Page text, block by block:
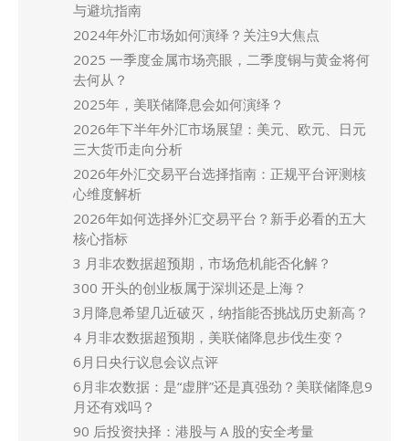
与避坑指南
2024年外汇市场如何演绎？关注9大焦点
2025 一季度金属市场亮眼，二季度铜与黄金将何
去何从？
2025年，美联储降息会如何演绎？
2026年下半年外汇市场展望：美元、欧元、日元
三大货币走向分析
2026年外汇交易平台选择指南：正规平台评测核
心维度解析
2026年如何选择外汇交易平台？新手必看的五大
核心指标
3 月非农数据超预期，市场危机能否化解？
300 开头的创业板属于深圳还是上海？
3月降息希望几近破灭，纳指能否挑战历史新高？
4 月非农数据超预期，美联储降息步伐生变？
6月日央行议息会议点评
6月非农数据：是“虚胖”还是真强劲？美联储降息9
月还有戏吗？
90 后投资抉择：港股与 A 股的安全考量